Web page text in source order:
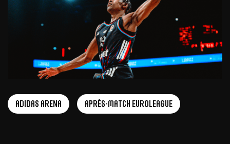
adidas arena Après-Match EuroLeague